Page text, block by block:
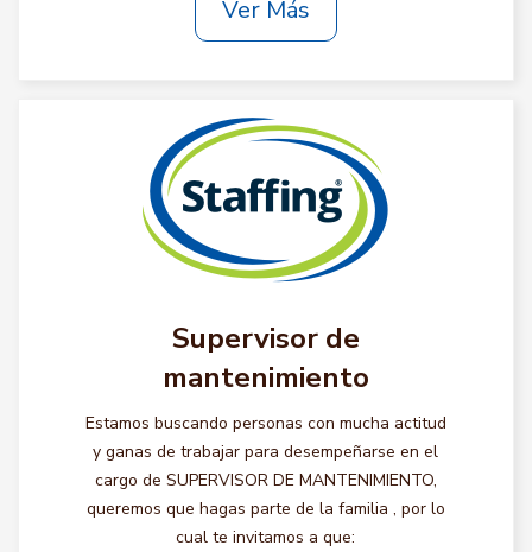
Ver Más
Supervisor de
mantenimiento
Estamos buscando personas con mucha actitud
y ganas de trabajar para desempeñarse en el
cargo de SUPERVISOR DE MANTENIMIENTO,
queremos que hagas parte de la familia , por lo
cual te invitamos a que: